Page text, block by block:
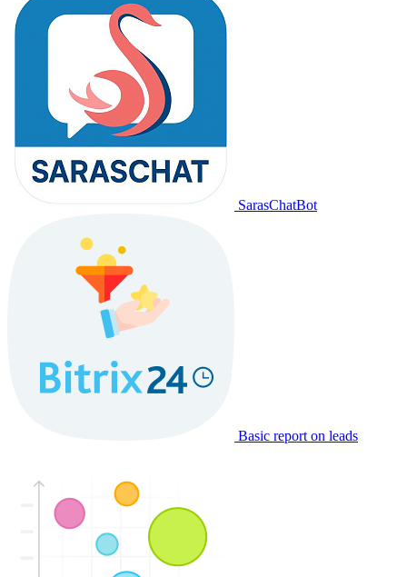
SarasChatBot
Basic report on leads